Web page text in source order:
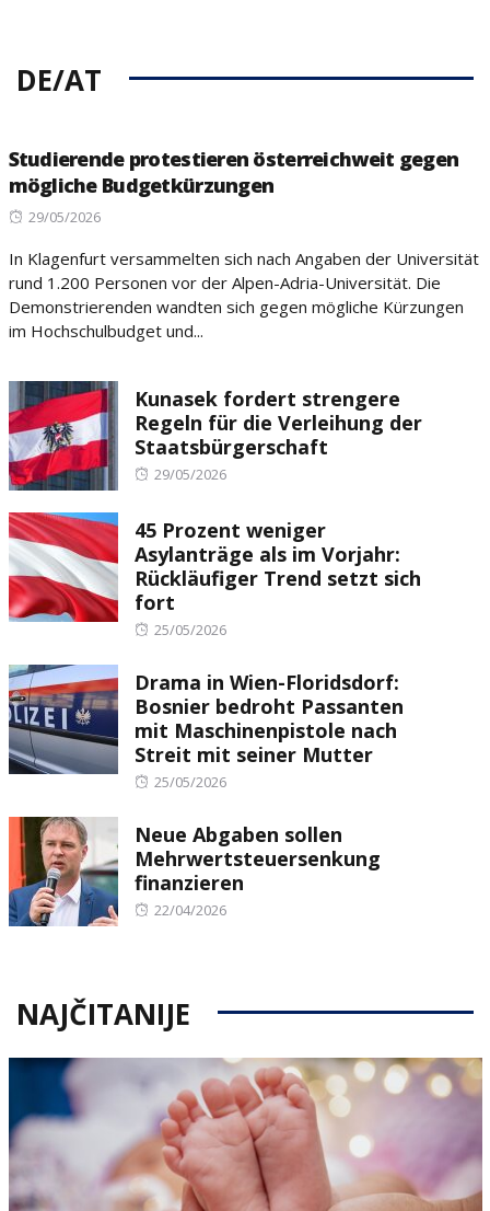
DE/AT
Studierende protestieren österreichweit gegen
mögliche Budgetkürzungen
Posted
29/05/2026
In Klagenfurt versammelten sich nach Angaben der Universität
rund 1.200 Personen vor der Alpen-Adria-Universität. Die
Demonstrierenden wandten sich gegen mögliche Kürzungen
im Hochschulbudget und...
Kunasek fordert strengere
Regeln für die Verleihung der
Staatsbürgerschaft
Posted
29/05/2026
45 Prozent weniger
Asylanträge als im Vorjahr:
Rückläufiger Trend setzt sich
fort
Posted
25/05/2026
Drama in Wien-Floridsdorf:
Bosnier bedroht Passanten
mit Maschinenpistole nach
Streit mit seiner Mutter
Posted
25/05/2026
Neue Abgaben sollen
Mehrwertsteuersenkung
finanzieren
Posted
22/04/2026
NAJČITANIJE